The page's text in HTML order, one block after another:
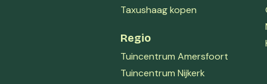
Taxushaag kopen
Regio
Tuincentrum Amersfoort
Tuincentrum Nijkerk